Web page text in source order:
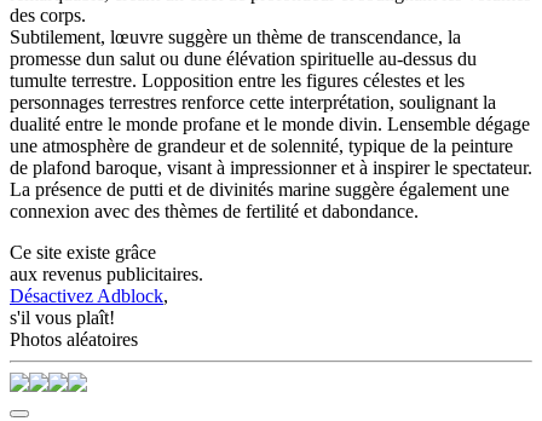
des corps.
Subtilement, lœuvre suggère un thème de transcendance, la
promesse dun salut ou dune élévation spirituelle au-dessus du
tumulte terrestre. Lopposition entre les figures célestes et les
personnages terrestres renforce cette interprétation, soulignant la
dualité entre le monde profane et le monde divin. Lensemble dégage
une atmosphère de grandeur et de solennité, typique de la peinture
de plafond baroque, visant à impressionner et à inspirer le spectateur.
La présence de putti et de divinités marine suggère également une
connexion avec des thèmes de fertilité et dabondance.
Ce site existe grâce
aux revenus publicitaires.
Désactivez Adblock,
s'il vous plaît!
Photos aléatoires